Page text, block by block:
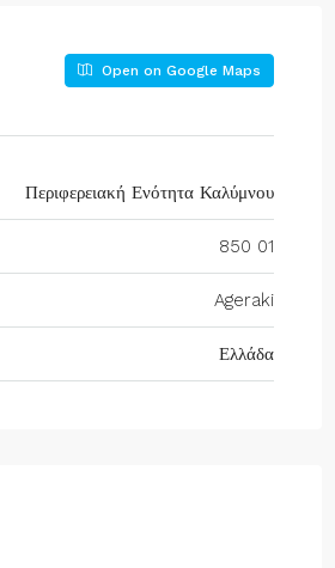
Open on Google Maps
Περιφερειακή Ενότητα Καλύμνου
850 01
Ageraki
Ελλάδα